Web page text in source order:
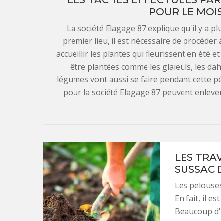
POUR LE
La société Elagage 87 explique qu'il y a
premier lieu, il est nécessaire de
accueillir les plantes qui fleurissent en été
être plantées comme les glaïeuls, les
légumes vont aussi se faire pendant cette
pour la société Elagage 87 peuvent
LES
SUSSAC
Les
En fait, il
Beaucoup